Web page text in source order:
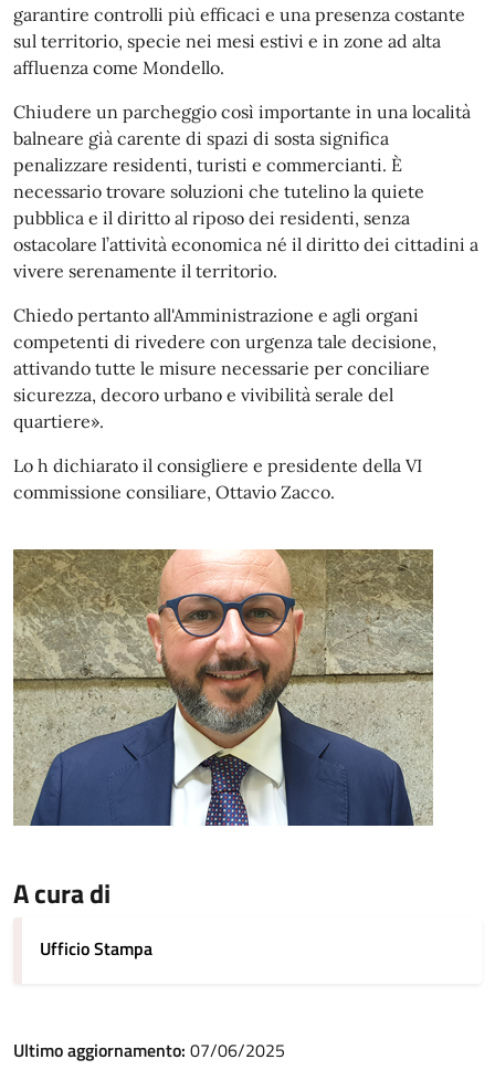
garantire controlli più efficaci e una presenza costante
sul territorio, specie nei mesi estivi e in zone ad alta
affluenza come Mondello.
Chiudere un parcheggio così importante in una località
balneare già carente di spazi di sosta significa
penalizzare residenti, turisti e commercianti. È
necessario trovare soluzioni che tutelino la quiete
pubblica e il diritto al riposo dei residenti, senza
ostacolare l’attività economica né il diritto dei cittadini a
vivere serenamente il territorio.
Chiedo pertanto all'Amministrazione e agli organi
competenti di rivedere con urgenza tale decisione,
attivando tutte le misure necessarie per conciliare
sicurezza, decoro urbano e vivibilità serale del
quartiere».
Lo h dichiarato il consigliere e presidente della VI
commissione consiliare, Ottavio Zacco.
A cura di
Ufficio Stampa
Ultimo aggiornamento: 07/06/2025